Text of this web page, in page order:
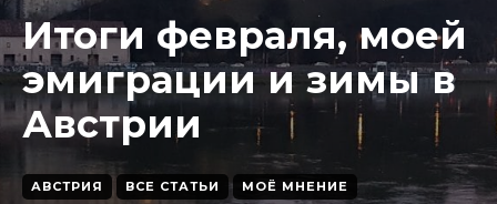
Итоги февраля, моей
эмиграции и зимы в
Австрии
АВСТРИЯ ВСЕ СТАТЬИ
МОЁ МНЕНИЕ